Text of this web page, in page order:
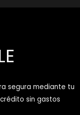
segura mediante tu
sin gastos